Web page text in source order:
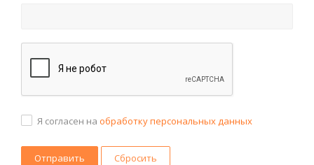
Я согласен на обработку персональных данных
Сбросить